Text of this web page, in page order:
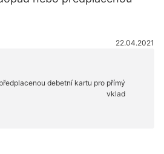
22.04.2021